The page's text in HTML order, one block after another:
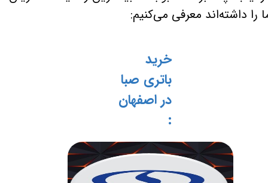
را داشته‌اند معرفی می‌کنیم:
خرید
باتری صبا
در اصفهان
: